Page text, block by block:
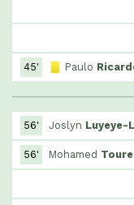
45' Paulo
56' Joslyn Luyeye-
56' Mohamed Toure